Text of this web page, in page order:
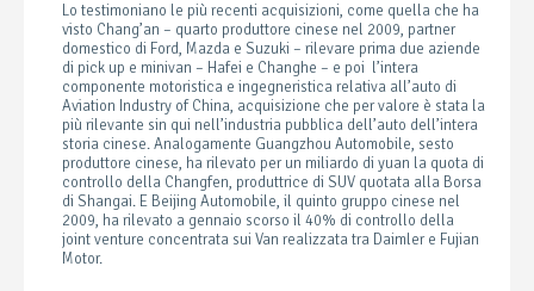
Lo testimoniano le più recenti acquisizioni, come quella che ha
visto Chang’an – quarto produttore cinese nel 2009, partner
domestico di Ford, Mazda e Suzuki – rilevare prima due aziende
di pick up e minivan – Hafei e Changhe – e poi l’intera
componente motoristica e ingegneristica relativa all’auto di
Aviation Industry of China, acquisizione che per valore è stata la
più rilevante sin qui nell’industria pubblica dell’auto dell’intera
storia cinese. Analogamente Guangzhou Automobile, sesto
produttore cinese, ha rilevato per un miliardo di yuan la quota di
controllo della Changfen, produttrice di SUV quotata alla Borsa
di Shangai. E Beijing Automobile, il quinto gruppo cinese nel
2009, ha rilevato a gennaio scorso il 40% di controllo della
joint venture concentrata sui Van realizzata tra Daimler e Fujian
Motor.